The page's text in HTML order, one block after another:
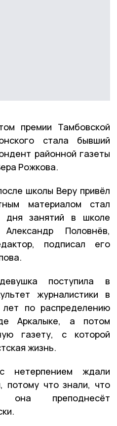
премии Тамбовской
стала бывший
районной газеты
Рожкова.
школы Веру привёл
материалом стал
дня занятий в школе
Половнёв,
подписал его
поступила в
журналистики в
по распределению
Аркалыке, а потом
газету, с которой
жизнь.
нетерпением ждали
потому что знали, что
преподнесёт